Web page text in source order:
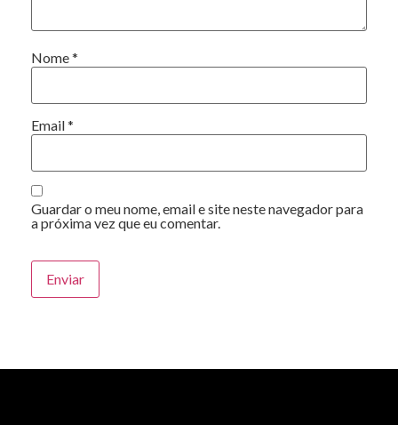
Nome*
Email*
Guardar o meu nome, email e site neste navegador para
a próxima vez que eu comentar.